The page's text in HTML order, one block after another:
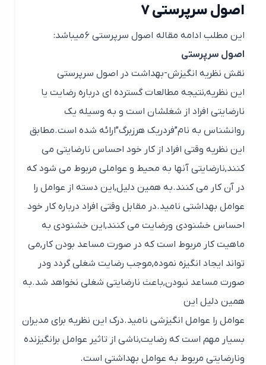
اصول سرپرستی 7
این مطلب ادامه مقاله اصول سرپرستی ۶ میباشد:
اصول سرپرستی
نقش نظریه انگیزش-بهداشت در اصول سرپرستی
این نظریه,نتیجه مطالعات گسترده ای درباره رضایت یا
نارضایتی افراد از شغلشان است و به وسیله یک
روانشناس به نام”فردریک هرزبرگ”ارائه شده است.مطابق
این نظریه وقتی افراد از کار خود احساس نارضایتی می
کنند,نارضایتی آنها به محیط و عواملی مربوط می شود که
در آن کار می کنند.به همین دلیل,این دسته از عوامل را
عوامل بهداشتی نامید.در مقابل وقتی افراد درباره کار خود
احساس خشنودی ورضایت می کنند,این خشنودی به
ماهیت کار مربوط است که در صورت مساعد بودن کار,می
تواند ایجاد انگیزه نموده,موجب رضایت شغلی گردد ودر
صورت مساعد نبودن,باعث نارضایتی شغلی نخواهد شد.به
همین دلیل این
عوامل را عوامل انگیزشی نامید.درک این نظریه برای مدیران
بسیار مهم است که رضایت,ناشی از تاثیر عوامل برانگیزنده
ونارضایتی مربوط به عوامل بهداشتی است.